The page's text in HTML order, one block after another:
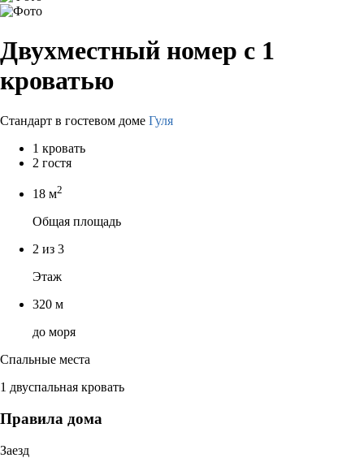
Двухместный номер с 1
кроватью
Стандарт в гостевом доме Гуля
1 кровать
2 гостя
18 м2
Общая площадь
2 из 3
Этаж
320 м
до моря
Спальные места
1 двуспальная кровать
Правила дома
Заезд